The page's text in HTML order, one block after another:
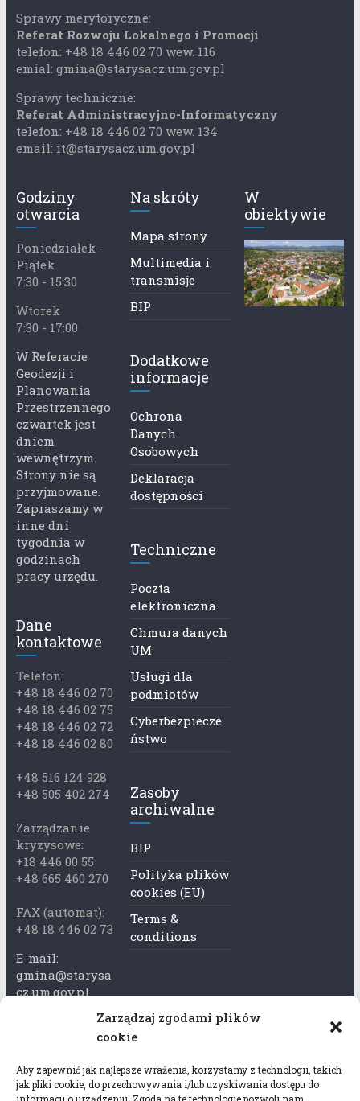
Zarządzaj zgodami plików
cookie
Aby zapewnić jak najlepsze wrażenia, korzystamy z technologii, takich
jak pliki cookie, do przechowywania i/lub uzyskiwania dostępu do
Sprawy merytoryczne:
Referat Rozwoju Lokalnego i Promocji
telefon: +48 18 446 02 70 wew. 116
emial: gmina@starysacz.um.gov.pl
Sprawy techniczne:
Referat Administracyjno-Informatyczny
telefon: +48 18 446 02 70 wew. 134
email: it@starysacz.um.gov.pl
Godziny
otwarcia
Poniedziałek -
Piątek
7:30 - 15:30
Wtorek
7:30 - 17:00
W Referacie
Geodezji i
Planowania
Przestrzennego
czwartek jest
dniem
wewnętrzym.
Strony nie są
przyjmowane.
Zapraszamy w
inne dni
tygodnia w
godzinach
pracy urzędu.
Dane
kontaktowe
Telefon:
+48 18 446 02 70
+48 18 446 02 75
+48 18 446 02 72
+48 18 446 02 80
+48 516 124 928
+48 505 402 274
Zarządzanie
kryzysowe:
+18 446 00 55
+48 665 460 270
FAX (automat):
+48 18 446 02 73
E-mail:
gmina@starysa
cz.um.gov.pl
Adres skrzynki
rytka
Na skróty
Mapa strony
Multimedia i
transmisje
BIP
Dodatkowe
informacje
Ochrona
Danych
Osobowych
Deklaracja
dostępności
Techniczne
Poczta
elektroniczna
Chmura danych
UM
Usługi dla
podmiotów
Cyberbezpiecze
ństwo
Zasoby
archiwalne
BIP
Polityka plików
cookies (EU)
Terms &
conditions
W
obiektywie